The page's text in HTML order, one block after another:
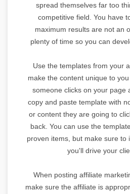
spread themselves far too
competitive field. You have
maximum results are not an
plenty of time so you can
Use the templates from your
make the content unique to
someone clicks on your page
copy and paste template with
or content they are going to
back. You can use the
proven items, but make sure to
you'll drive your
When posting affiliate
make sure the affiliate is